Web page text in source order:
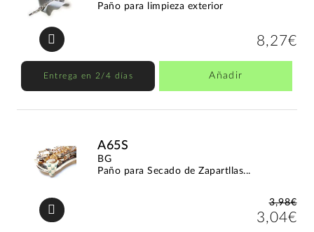
Paño para limpieza exterior
8,27€
Entrega en 2/4 días Añadir
A65S
BG
Paño para Secado de Zapartllas...
3,98€
3,04€